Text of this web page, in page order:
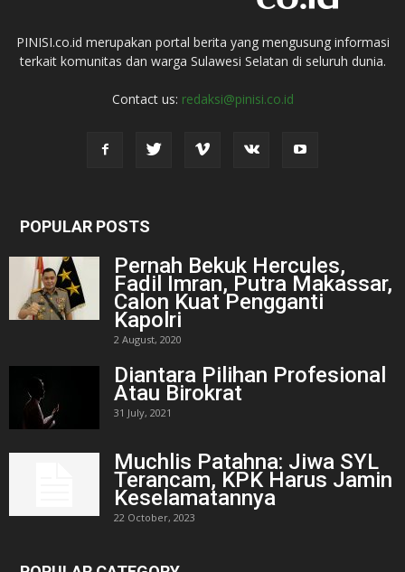
PINISI.co.id merupakan portal berita yang mengusung informasi
terkait komunitas dan warga Sulawesi Selatan di seluruh dunia.
Contact us: redaksi@pinisi.co.id
POPULAR POSTS
Pernah Bekuk Hercules,
Fadil Imran, Putra Makassar,
Calon Kuat Pengganti
Kapolri
2 August, 2020
Diantara Pilihan Profesional
Atau Birokrat
31 July, 2021
Muchlis Patahna: Jiwa SYL
Terancam, KPK Harus Jamin
Keselamatannya
22 October, 2023